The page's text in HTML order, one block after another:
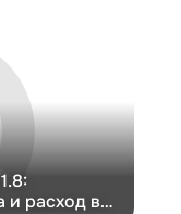
и расход в